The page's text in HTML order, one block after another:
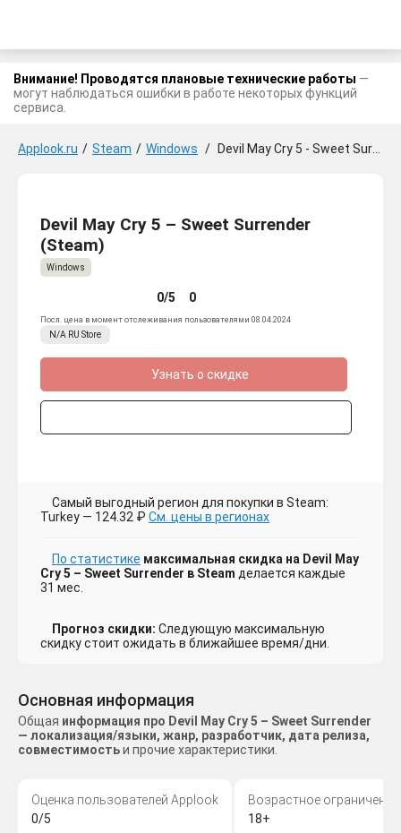
Внимание! Проводятся плановые технические работы —
могут наблюдаться ошибки в работе некоторых функций
сервиса.
Applook.ru / Steam / Windows / Devil May Cry 5 - Sweet Surrender
Devil May Cry 5 – Sweet Surrender
(Steam)
Windows
0/5 0
Посл. цена в момент отслеживания пользователями 08.04.2024
N/A RU Store
Узнать о скидке
Самый выгодный регион для покупки в Steam:
Turkey — 124.32 ₽ См. цены в регионах
По статистике максимальная скидка на Devil May
Cry 5 – Sweet Surrender в Steam делается каждые
31 мес.
Прогноз скидки: Следующую максимальную
скидку стоит ожидать в ближайшее время/дни.
Основная информация
Общая информация про Devil May Cry 5 – Sweet Surrender
— локализация/языки, жанр, разработчик, дата релиза,
совместимостьи прочие характеристики.
Оценка пользователей Applook
0/5
Возрастное ограничение
18+